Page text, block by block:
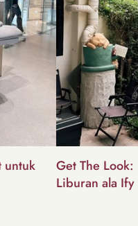
untuk
Get The
Liburan ala Ify